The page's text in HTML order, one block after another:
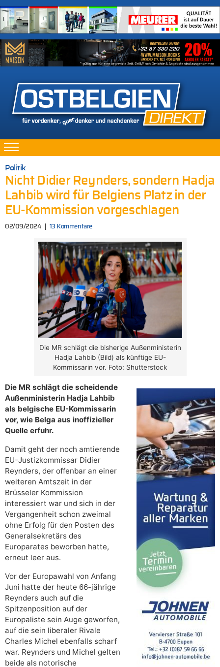
Politik
Nicht Didier Reynders, sondern Hadja
Lahbib wird für Belgiens Platz in der
EU-Kommission vorgeschlagen
02/09/2024 13 Kommentare
Die MR schlägt die bisherige Außenministerin
Hadja Lahbib (Bild) als künftige EU-
Kommissarin vor. Foto: Shutterstock
Die MR schlägt die scheidende
Außenministerin Hadja Lahbib
als belgische EU-Kommissarin
vor, wie Belga aus inoffizieller
Quelle erfuhr.
Damit geht der noch amtierende
EU-Justizkommissar Didier
Reynders, der offenbar an einer
weiteren Amtszeit in der
Brüsseler Kommission
interessiert war und sich in der
Vergangenheit schon zweimal
ohne Erfolg für den Posten des
Generalsekretärs des
Europarates beworben hatte,
erneut leer aus.
Vor der Europawahl von Anfang
Juni hatte der heute 66-jährige
Reynders auch auf die
Spitzenposition auf der
Europaliste sein Auge geworfen,
auf die sein liberaler Rivale
Charles Michel ebenfalls scharf
war. Reynders und Michel gelten
beide als notorische